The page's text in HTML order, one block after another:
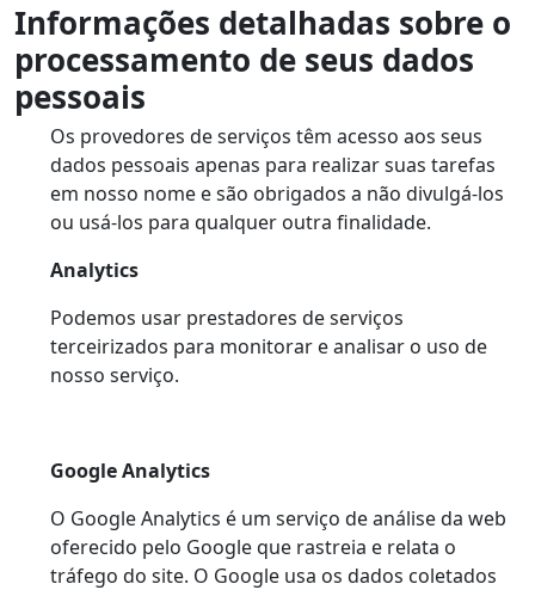
Informações detalhadas sobre o
processamento de seus dados
pessoais
Os provedores de serviços têm acesso aos seus
dados pessoais apenas para realizar suas tarefas
em nosso nome e são obrigados a não divulgá-los
ou usá-los para qualquer outra finalidade.
Analytics
Podemos usar prestadores de serviços
terceirizados para monitorar e analisar o uso de
nosso serviço.
Google Analytics
O Google Analytics é um serviço de análise da web
oferecido pelo Google que rastreia e relata o
tráfego do site. O Google usa os dados coletados